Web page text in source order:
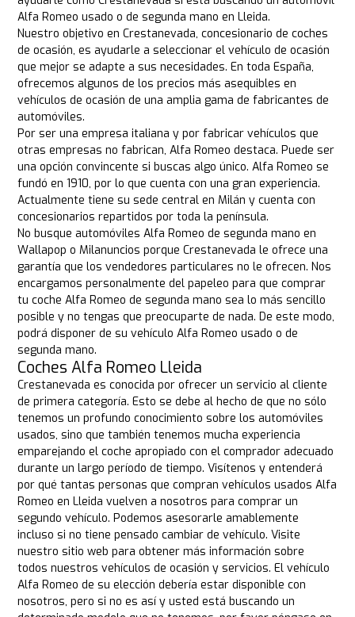
Alfa Romeo usado o de segunda mano en Lleida.
Nuestro objetivo en Crestanevada, concesionario de coches
de ocasión, es ayudarle a seleccionar el vehículo de ocasión
que mejor se adapte a sus necesidades. En toda España,
ofrecemos algunos de los precios más asequibles en
vehículos de ocasión de una amplia gama de fabricantes de
automóviles.
Por ser una empresa italiana y por fabricar vehículos que
otras empresas no fabrican, Alfa Romeo destaca. Puede ser
una opción convincente si buscas algo único. Alfa Romeo se
fundó en 1910, por lo que cuenta con una gran experiencia.
Actualmente tiene su sede central en Milán y cuenta con
concesionarios repartidos por toda la península.
No busque automóviles Alfa Romeo de segunda mano en
Wallapop o Milanuncios porque Crestanevada le ofrece una
garantía que los vendedores particulares no le ofrecen. Nos
encargamos personalmente del papeleo para que comprar
tu coche Alfa Romeo de segunda mano sea lo más sencillo
posible y no tengas que preocuparte de nada. De este modo,
podrá disponer de su vehículo Alfa Romeo usado o de
segunda mano.
Coches Alfa Romeo Lleida
Crestanevada es conocida por ofrecer un servicio al cliente
de primera categoría. Esto se debe al hecho de que no sólo
tenemos un profundo conocimiento sobre los automóviles
usados, sino que también tenemos mucha experiencia
emparejando el coche apropiado con el comprador adecuado
durante un largo período de tiempo. Visítenos y entenderá
por qué tantas personas que compran vehículos usados Alfa
Romeo en Lleida vuelven a nosotros para comprar un
segundo vehículo. Podemos asesorarle amablemente
incluso si no tiene pensado cambiar de vehículo. Visite
nuestro sitio web para obtener más información sobre
todos nuestros vehículos de ocasión y servicios. El vehículo
Alfa Romeo de su elección debería estar disponible con
nosotros, pero si no es así y usted está buscando un